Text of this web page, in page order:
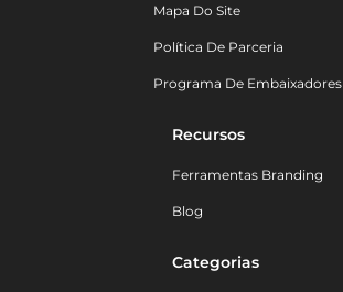
Mapa Do Site
Política De Parceria
Programa De Embaixadores
Recursos
Ferramentas Branding
Blog
Categorias